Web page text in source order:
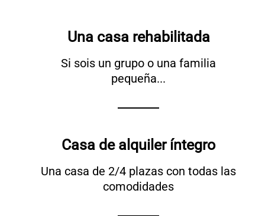
Una casa rehabilitada
Si sois un grupo o una familia
pequeña...
Casa de alquiler íntegro
Una casa de 2/4 plazas con todas las
comodidades